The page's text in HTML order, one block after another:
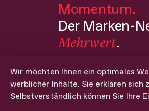
Momentum.
Der Marken-
Mehrwert.
E-Mail*
Wir möchten Ihnen ein optimales
werblicher Inhalte. Sie erklären
Selbstverständlich können Sie Ihre